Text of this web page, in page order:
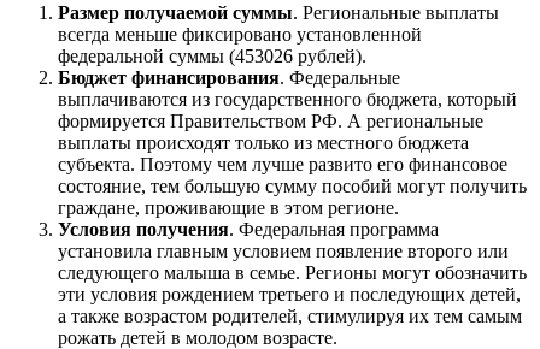
Размер получаемой суммы. Региональные выплаты
всегда меньше фиксировано установленной
федеральной суммы (453026 рублей).
Бюджет финансирования. Федеральные
выплачиваются из государственного бюджета, который
формируется Правительством РФ. А региональные
выплаты происходят только из местного бюджета
субъекта. Поэтому чем лучше развито его финансовое
состояние, тем большую сумму пособий могут получить
граждане, проживающие в этом регионе.
Условия получения. Федеральная программа
установила главным условием появление второго или
следующего малыша в семье. Регионы могут обозначить
эти условия рождением третьего и последующих детей,
а также возрастом родителей, стимулируя их тем самым
рожать детей в молодом возрасте.